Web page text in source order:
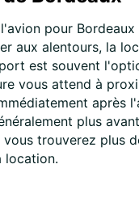
pour
aux alentours, la
est souvent
vous attend à
après
plus
trouverez plus
location.